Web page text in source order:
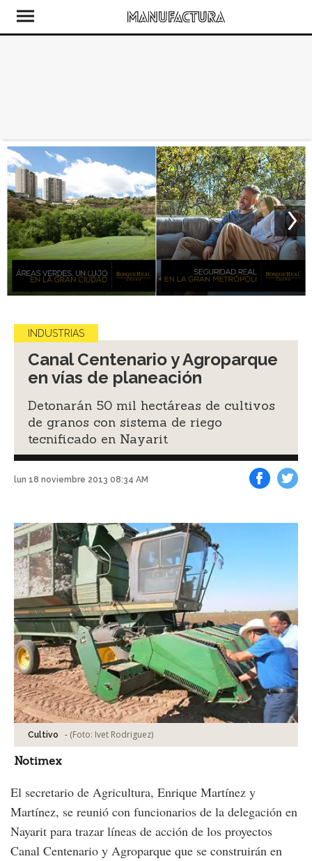
INDUSTRIAS
Canal Centenario y Agroparque
en vías de planeación
Detonarán 50 mil hectáreas de cultivos
de granos con sistema de riego
tecnificado en Nayarit
lun 18 noviembre 2013 08:34 AM
Cultivo - (Foto: Ivet Rodriguez)
Notimex
El secretario de Agricultura, Enrique Martínez y
Martínez, se reunió con funcionarios de la delegación en
Nayarit para trazar líneas de acción de los proyectos
Canal Centenario y Agroparque que se construirán en